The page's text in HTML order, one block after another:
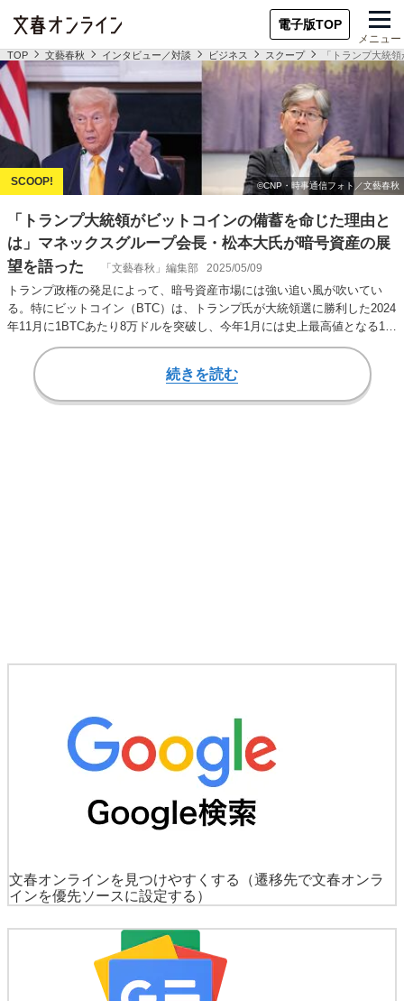
電子版TOP
メニュー
TOP 文藝春秋 インタビュー／対談 ビジネス スクープ 「トランプ大統
「トランプ大統領がビットコインの備蓄を命じた理由と
は」マネックスグループ会長・松本大氏が暗号資産の展
望を語った
「文藝春秋」編集部 2025/05/09
トランプ政権の発足によって、暗号資産市場には強い追い風が吹いてい
る。特にビットコイン（BTC）は、トランプ氏が大統領選に勝利した2024
年11月に1BTCあたり8万ドルを突破し、今年1月には史上最高値となる10
続きを読む
文春オンラインを見つけやすくする
（遷移先で文春オンラ
インを優先ソースに設定する）